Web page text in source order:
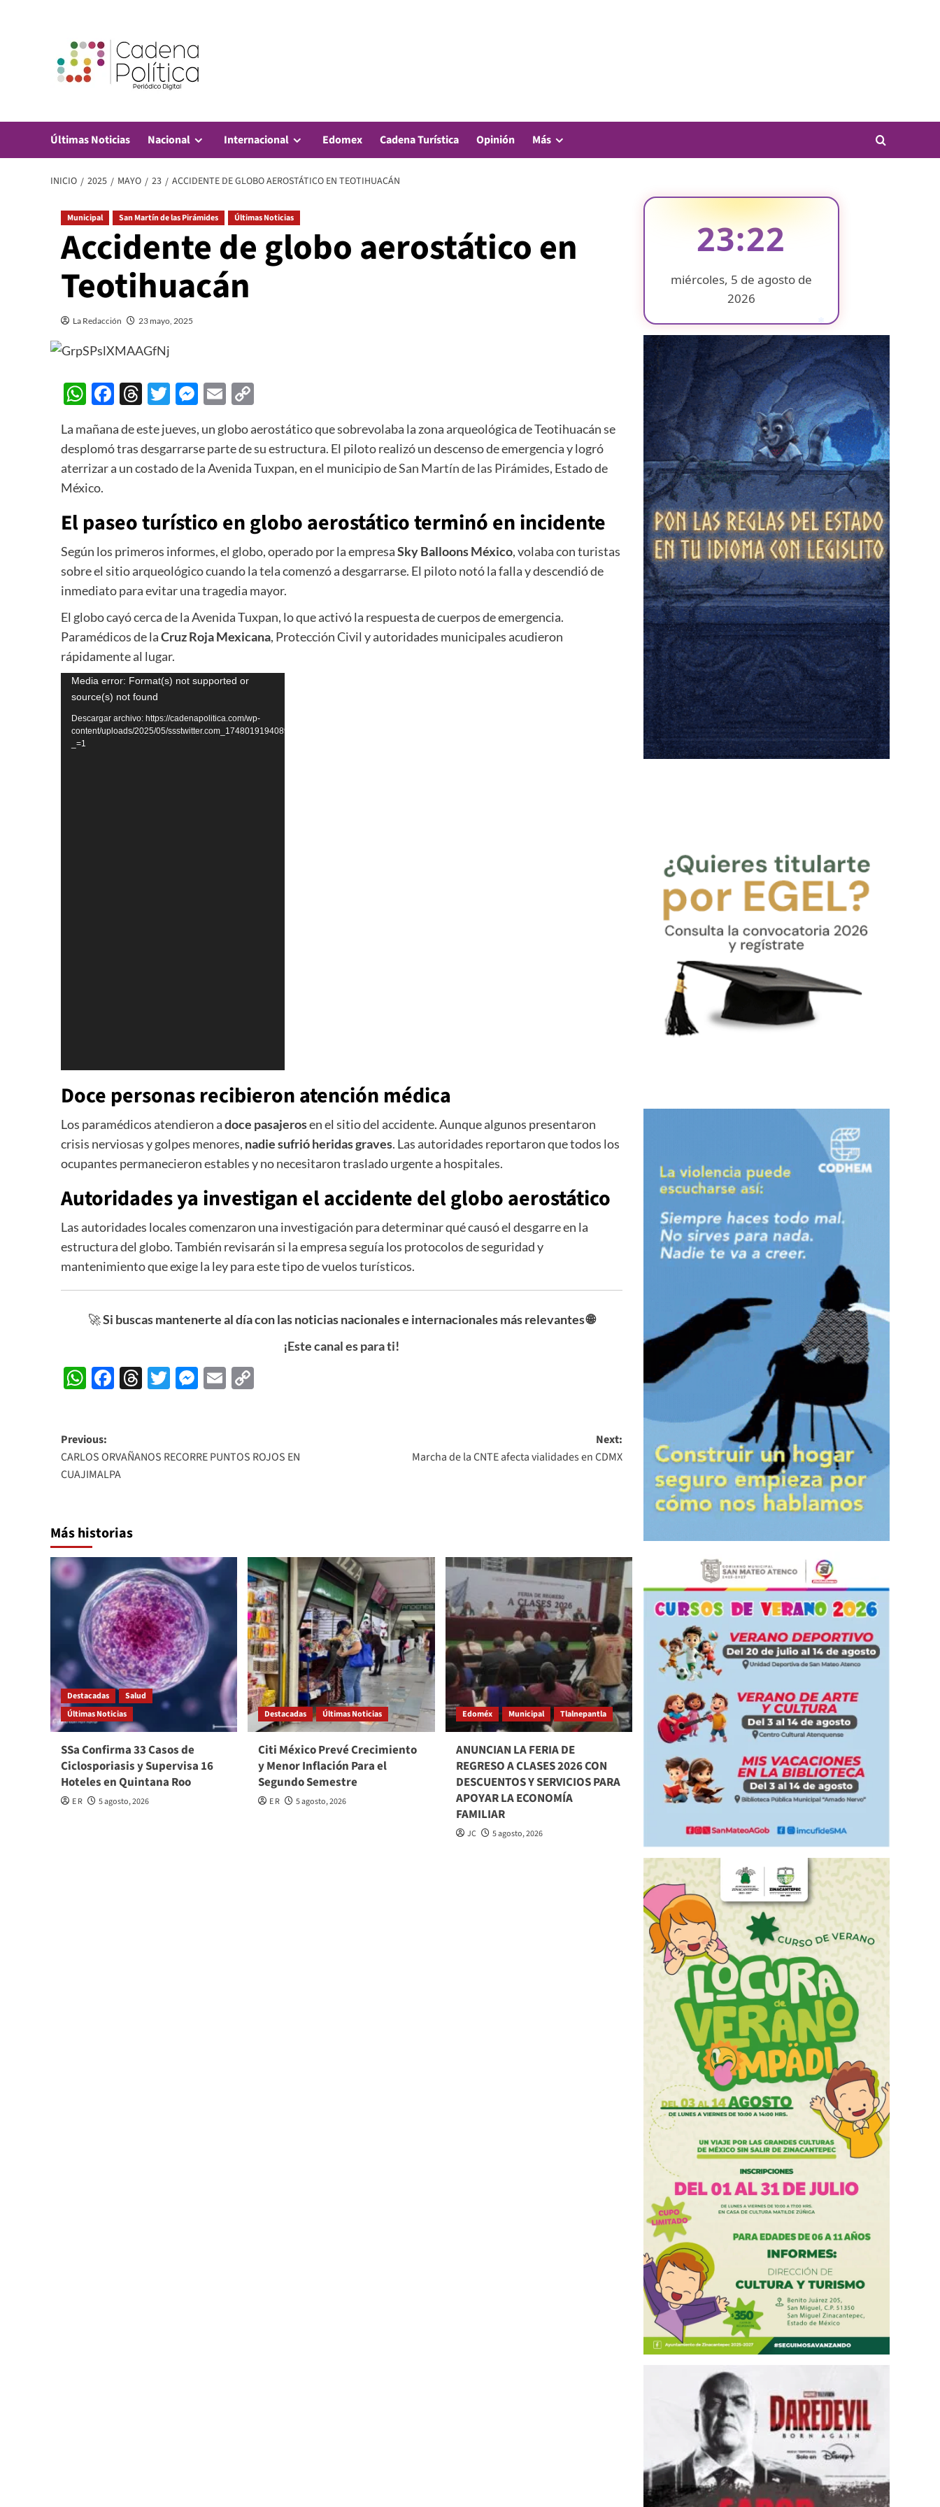
Últimas Noticias Nacional Internacional Edomex Cadena Turística Opinión Más
INICIO 2025 MAYO 23 ACCIDENTE DE GLOBO AEROSTÁTICO EN TEOTIHUACÁN
Municipal San Martín de las Pirámides Últimas Noticias
Accidente de globo aerostático en
Teotihuacán
La Redacción 23 mayo, 2025
WhatsApp
Facebook
Threads
Twitter
Messenger
Email
La mañana de este jueves, un globo aerostático que sobrevolaba la zona arqueológica de Teotihuacán se
desplomó tras desgarrarse parte de su estructura. El piloto realizó un descenso de emergencia y logró
aterrizar a un costado de la Avenida Tuxpan, en el municipio deSan Martín de las Pirámides, Estado de
México.
El paseo turístico en globo aerostático terminó en incidente
Según los primeros informes, el globo, operado por la empresaSky Balloons México, volaba con turistas
sobre el sitio arqueológico cuando la tela comenzó a desgarrarse. El piloto notó la falla y descendió de
inmediato para evitar una tragedia mayor.
El globo cayó cerca de la Avenida Tuxpan, lo que activó la respuesta de cuerpos de emergencia.
Paramédicos de laCruz Roja Mexicana, Protección Civil y autoridades municipales acudieron
rápidamente al lugar.
Reproductor
de
vídeo
Media error: Format(s) not supported or
source(s) not found
Descargar archivo: https://cadenapolitica.com/wp-
content/uploads/2025/05/ssstwitter.com_1748019194089.mp4?
_=1
Doce personas recibieron atención médica
Los paramédicos atendieron adoce pasajerosen el sitio del accidente. Aunque algunos presentaron
crisis nerviosas y golpes menores, nadie sufrió heridas graves. Las autoridades reportaron que todos los
ocupantes permanecieron estables y no necesitaron traslado urgente a hospitales.
Autoridades ya investigan el accidente del globo aerostático
Las autoridades locales comenzaron una investigación para determinar qué causó el desgarre en la
estructura del globo. También revisarán si la empresa seguía los protocolos de seguridad y
mantenimiento que exige la ley para este tipo de vuelos turísticos.
🚀Si buscas mantenerte al día con las noticias nacionales e internacionales más relevantes 🌐
¡Este canal es para ti!
WhatsApp
Facebook
Threads
Twitter
Messenger
Email
Post
navigation
Previous:
CARLOS ORVAÑANOS RECORRE PUNTOS ROJOS EN
CUAJIMALPA
Next:
Marcha de la CNTE afecta vialidades en CDMX
Más historias
Destacadas
Salud
Últimas Noticias
SSa Confirma 33 Casos de
Ciclosporiasis y Supervisa 16
Hoteles en Quintana Roo
E R 5 agosto, 2026
Destacadas Últimas Noticias
Citi México Prevé Crecimiento
y Menor Inflación Para el
Segundo Semestre
E R 5 agosto, 2026
Edoméx Municipal Tlalnepantla
ANUNCIAN LA FERIA DE
REGRESO A CLASES 2026 CON
DESCUENTOS Y SERVICIOS PARA
APOYAR LA ECONOMÍA
FAMILIAR
JC 5 agosto, 2026
23:22
miércoles, 5 de agosto de
2026
❄
❄
❄
❄
❄
❄
❄
❄
❄
❄